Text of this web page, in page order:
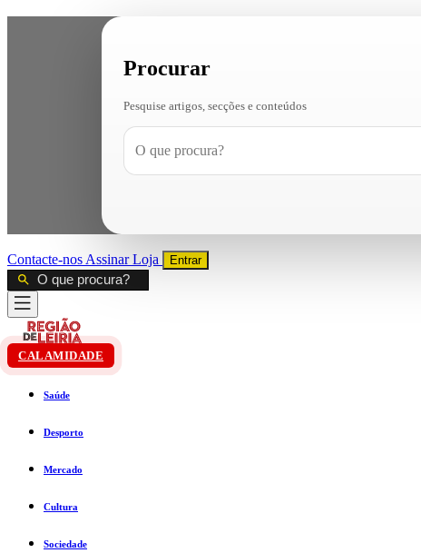
Procurar
Pesquise artigos, secções e conteúdos
Contacte-nos AssinarLoja Entrar
CALAMIDADE
Saúde
Desporto
Mercado
Cultura
Sociedade